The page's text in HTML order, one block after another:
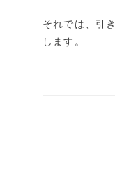
それでは、 引
します。